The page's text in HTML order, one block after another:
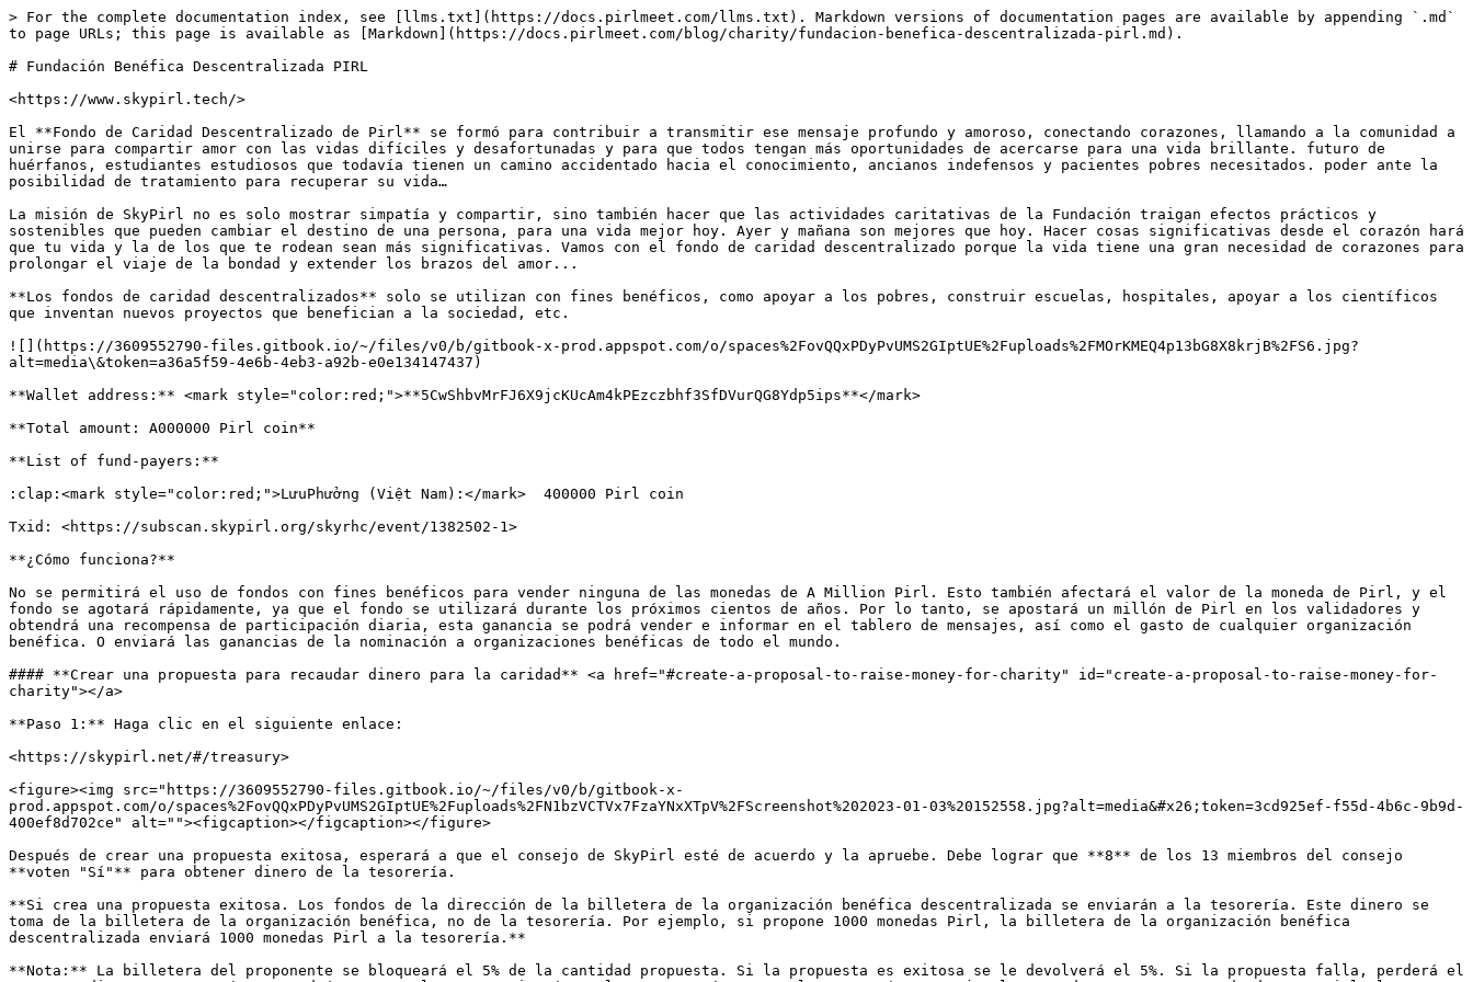
> For the complete documentation index, see [llms.txt](https://docs.pirlmeet.com/llms.txt). Markdown versions of documentation pages are available by appending `.md`
to page URLs; this page is available as [Markdown](https://docs.pirlmeet.com/blog/charity/fundacion-benefica-descentralizada-pirl.md).
# Fundación Benéfica Descentralizada PIRL
<https://www.skypirl.tech/>
El **Fondo de Caridad Descentralizado de Pirl** se formó para contribuir a transmitir ese mensaje profundo y amoroso, conectando corazones, llamando a la comunidad a
unirse para compartir amor con las vidas difíciles y desafortunadas y para que todos tengan más oportunidades de acercarse para una vida brillante. futuro de
huérfanos, estudiantes estudiosos que todavía tienen un camino accidentado hacia el conocimiento, ancianos indefensos y pacientes pobres necesitados. poder ante la
posibilidad de tratamiento para recuperar su vida…
La misión de SkyPirl no es solo mostrar simpatía y compartir, sino también hacer que las actividades caritativas de la Fundación traigan efectos prácticos y
sostenibles que pueden cambiar el destino de una persona, para una vida mejor hoy. Ayer y mañana son mejores que hoy. Hacer cosas significativas desde el corazón hará
que tu vida y la de los que te rodean sean más significativas. Vamos con el fondo de caridad descentralizado porque la vida tiene una gran necesidad de corazones para
prolongar el viaje de la bondad y extender los brazos del amor...
**Los fondos de caridad descentralizados** solo se utilizan con fines benéficos, como apoyar a los pobres, construir escuelas, hospitales, apoyar a los científicos
que inventan nuevos proyectos que benefician a la sociedad, etc.
​![](https://3609552790-files.gitbook.io/~/files/v0/b/gitbook-x-prod.appspot.com/o/spaces%2FovQQxPDyPvUMS2GIptUE%2Fuploads%2FMOrKMEQ4p13bG8X8krjB%2FS6.jpg?
alt=media\&token=a36a5f59-4e6b-4eb3-a92b-e0e134147437)​
**Wallet address:** <mark style="color:red;">**5CwShbvMrFJ6X9jcKUcAm4kPEzczbhf3SfDVurQG8Ydp5ips**</mark>
**Total amount: A000000 Pirl coin**
**List of fund-payers:**
:clap:<mark style="color:red;">LưuPhưởng (Việt Nam):</mark>  400000 Pirl coin
Txid: <https://subscan.skypirl.org/skyrhc/event/1382502-1>
**¿Cómo funciona?**
No se permitirá el uso de fondos con fines benéficos para vender ninguna de las monedas de A Million Pirl. Esto también afectará el valor de la moneda de Pirl, y el
fondo se agotará rápidamente, ya que el fondo se utilizará durante los próximos cientos de años. Por lo tanto, se apostará un millón de Pirl en los validadores y
obtendrá una recompensa de participación diaria, esta ganancia se podrá vender e informar en el tablero de mensajes, así como el gasto de cualquier organización
benéfica. O enviará las ganancias de la nominación a organizaciones benéficas de todo el mundo.
#### **Crear una propuesta para recaudar dinero para la caridad** <a href="#create-a-proposal-to-raise-money-for-charity" id="create-a-proposal-to-raise-money-for-
charity"></a>
**Paso 1:** Haga clic en el siguiente enlace:
​<https://skypirl.net/#/treasury>
<figure><img src="https://3609552790-files.gitbook.io/~/files/v0/b/gitbook-x-
prod.appspot.com/o/spaces%2FovQQxPDyPvUMS2GIptUE%2Fuploads%2FN1bzVCTVx7FzaYNxXTpV%2FScreenshot%202023-01-03%20152558.jpg?alt=media&#x26;token=3cd925ef-f55d-4b6c-9b9d-
400ef8d702ce" alt=""><figcaption></figcaption></figure>
Después de crear una propuesta exitosa, esperará a que el consejo de SkyPirl esté de acuerdo y la apruebe. Debe lograr que **8** de los 13 miembros del consejo
**voten "Sí"** para obtener dinero de la tesorería.
**Si crea una propuesta exitosa. Los fondos de la dirección de la billetera de la organización benéfica descentralizada se enviarán a la tesorería. Este dinero se
toma de la billetera de la organización benéfica, no de la tesorería. Por ejemplo, si propone 1000 monedas Pirl, la billetera de la organización benéfica
descentralizada enviará 1000 monedas Pirl a la tesorería.**
**Nota:** La billetera del proponente se bloqueará el 5% de la cantidad propuesta. Si la propuesta es exitosa se le devolverá el 5%. Si la propuesta falla, perderá el